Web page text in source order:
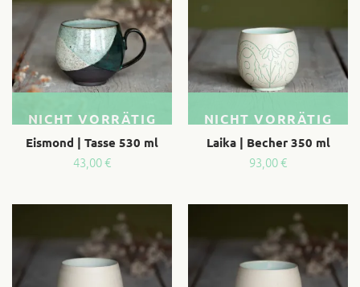
NICHT VORRÄTIG
Eismond | Tasse 530 ml
43,00€
NICHT VORRÄTIG
Laika | Becher 350 ml
93,00€